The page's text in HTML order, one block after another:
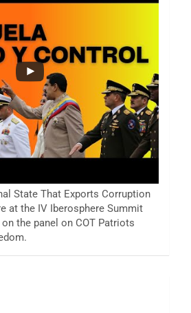
State That Exports Corruption
at the IV Iberosphere Summit
the panel on COT Patriots